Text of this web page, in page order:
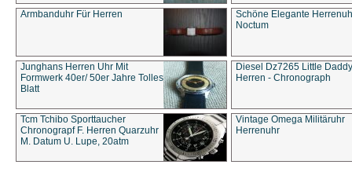
Armbanduhr Für Herren
Schöne Elegante
Noctum
Junghans Herren Uhr Mit
Formwerk 40er/ 50er Jahre Tolles
Blatt
Diesel Dz7265 Little Daddy
Herren - Chronograph
Tcm Tchibo Sporttaucher
Chronograpf F. Herren Quarzuhr
M. Datum U. Lupe, 20atm
Vintage Omega Militäruhr
Herrenuhr